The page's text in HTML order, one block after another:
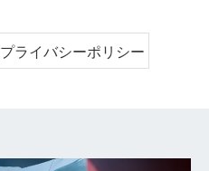
プライバシーポリシー